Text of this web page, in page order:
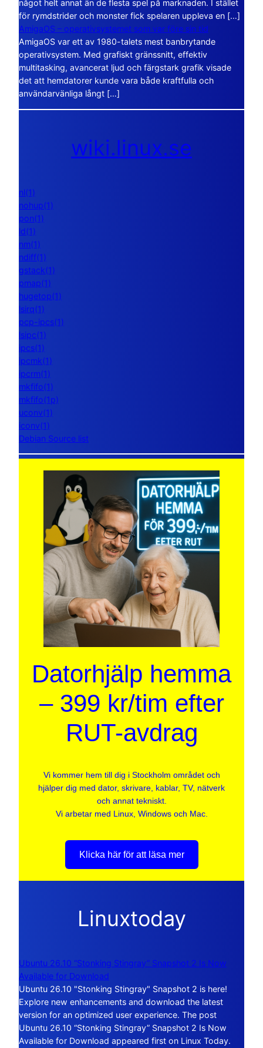
något helt annat än de flesta spel på marknaden. I stället
för rymdstrider och monster fick spelaren uppleva en […]
AmigaOS – operativsystemet som var före sin tid
AmigaOS var ett av 1980-talets mest banbrytande
operativsystem. Med grafiskt gränssnitt, effektiv
multitasking, avancerat ljud och färgstark grafik visade
det att hemdatorer kunde vara både kraftfulla och
användarvänliga långt […]
wiki.linux.se
nl(1)
nohup(1)
pon(1)
ld(1)
nm(1)
ndiff(1)
gstack(1)
pmap(1)
hugetop(1)
lsirq(1)
pcp-ipcs(1)
lsipc(1)
ipcs(1)
ipcmk(1)
ipcrm(1)
mkfifo(1)
mkfifo(1p)
uconv(1)
iconv(1)
Debian Source list
Datorhjälp hemma
– 399 kr/tim efter
RUT-avdrag
Vi kommer hem till dig i Stockholm området och
hjälper dig med dator, skrivare, kablar, TV, nätverk
och annat tekniskt.
Vi arbetar med Linux, Windows och Mac.
Klicka här för att läsa mer
Linuxtoday
Ubuntu 26.10 “Stonking Stingray” Snapshot 2 Is Now
Available for Download
Ubuntu 26.10 "Stonking Stingray" Snapshot 2 is here!
Explore new enhancements and download the latest
version for an optimized user experience. The post
Ubuntu 26.10 “Stonking Stingray” Snapshot 2 Is Now
Available for Download appeared first on Linux Today.